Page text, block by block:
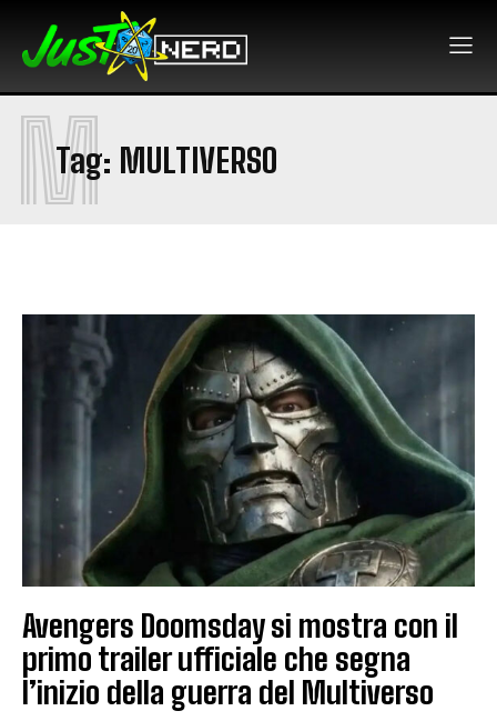
Tag: MULTIVERSO
M
Avengers Doomsday si mostra con il
primo trailer ufficiale che segna
l’inizio della guerra del Multiverso